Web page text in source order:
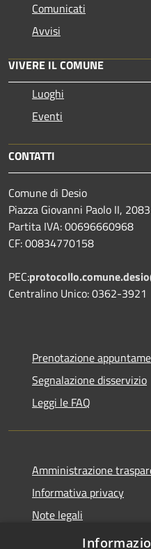
Comunicati
Avvisi
VIVERE IL COMUNE
Luoghi
Eventi
CONTATTI
Comune di Desio
Piazza Giovanni Paolo II,
Partita IVA: 00696660968
CF: 00834770158
PEC:
Centralino Unico: 0362-3921
Prenotazione
Segnalazione disservizio
Leggi le FAQ
Amministrazione
Informativa privacy
Note legali
Dichiarazione di